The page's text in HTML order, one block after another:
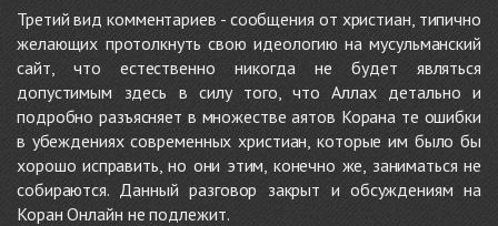
Третий вид комментариев - сообщения от христиан, типично
желающих протолкнуть свою идеологию на мусульманский
сайт, что естественно никогда не будет являться
допустимым здесь в силу того, что Аллах детально и
подробно разъясняет в множестве аятов Корана те ошибки
в убеждениях современных христиан, которые им было бы
хорошо исправить, но они этим, конечно же, заниматься не
собираются. Данный разговор закрыт и обсуждениям на
Коран Онлайн не подлежит.